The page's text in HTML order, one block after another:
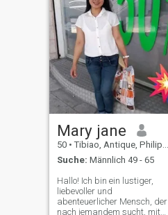
Mary jane
50 • Tibiao, Antique, Philippinen
Suche: Männlich 49 - 65
Hallo! Ich bin ein lustiger,
liebevoller und
abenteuerlicher Mensch, der
nach jemandem sucht, mit